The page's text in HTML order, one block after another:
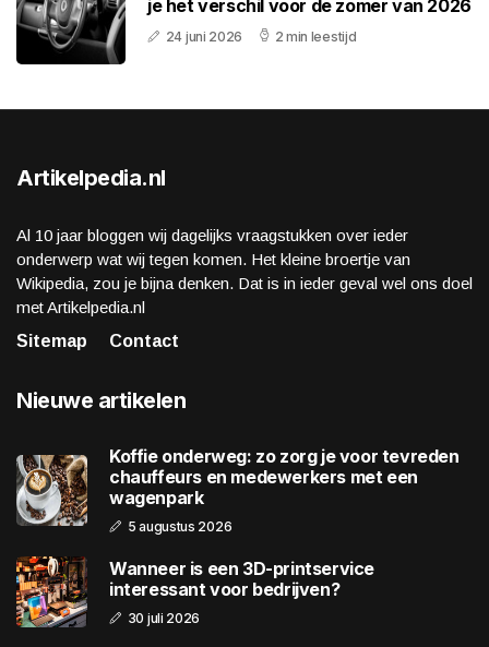
je het verschil voor de zomer van 2026
24 juni 2026 2 min leestijd
Artikelpedia.nl
Al 10 jaar bloggen wij dagelijks vraagstukken over ieder
onderwerp wat wij tegen komen. Het kleine broertje van
Wikipedia, zou je bijna denken. Dat is in ieder geval wel ons doel
met Artikelpedia.nl
Sitemap
Contact
Nieuwe artikelen
Koffie onderweg: zo zorg je voor tevreden
chauffeurs en medewerkers met een
wagenpark
5 augustus 2026
Wanneer is een 3D-printservice
interessant voor bedrijven?
30 juli 2026